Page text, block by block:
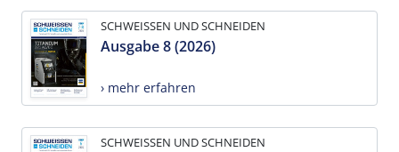
SCHWEISSEN UND SCHNEIDEN
Ausgabe 8 (2026)
› mehr erfahren
SCHWEISSEN UND SCHNEIDEN